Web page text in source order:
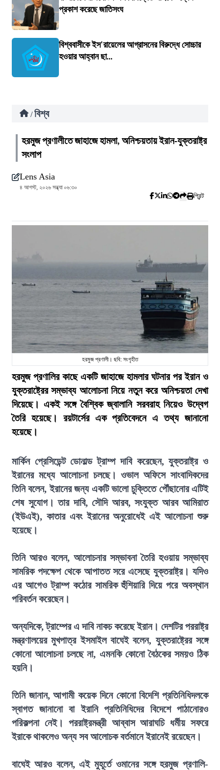
প্রকাশ করেছে জাতিসংঘ
বিশ্ববাসীকে ইস'রায়েলের আগ্রাসনের বিরুদ্ধে সোচ্চার
হওয়ার আহ্বান ছা...
/ বিশ্ব
হরমুজ প্রণালীতে জাহাজে হামলা, অনিশ্চয়তায় ইরান-যুক্তরাষ্ট্র
সংলাপ
Lens Asia
৪ আগস্ট, ২০২৬ সন্ধ্যা ০৬:৩০
প্রিন্ট
হরমুজ প্রণালী। ছবি: সংগৃহীত
হরমুজ প্রণালির কাছে একটি জাহাজে হামলার ঘটনার পর ইরান ও
যুক্তরাষ্ট্রের সম্ভাব্য আলোচনা নিয়ে নতুন করে অনিশ্চয়তা দেখা
দিয়েছে। একই সঙ্গে বৈশ্বিক জ্বালানি সরবরাহ নিয়েও উদ্বেগ
তৈরি হয়েছে। রয়টার্সের এক প্রতিবেদনে এ তথ্য জানানো
হয়েছে।
মার্কিন প্রেসিডেন্ট ডোনাল্ড ট্রাম্প দাবি করেছেন, যুক্তরাষ্ট্র ও
ইরানের মধ্যে আলোচনা চলছে। ওভাল অফিসে সাংবাদিকদের
তিনি বলেন, ইরানের জন্য একটি ভালো চুক্তিতে পৌঁছানোর এটিই
শেষ সুযোগ। তার দাবি, সৌদি আরব, সংযুক্ত আরব আমিরাত
(ইউএই), কাতার এবং ইরানের অনুরোধেই এই আলোচনা শুরু
হয়েছে।
তিনি আরও বলেন, আলোচনার সম্ভাবনা তৈরি হওয়ায় সম্ভাব্য
সামরিক পদক্ষেপ থেকে আপাতত সরে এসেছে যুক্তরাষ্ট্র। যদিও
এর আগেও ট্রাম্প কঠোর সামরিক হুঁশিয়ারি দিয়ে পরে অবস্থান
পরিবর্তন করেছেন।
অন্যদিকে, ট্রাম্পের এ দাবি নাকচ করেছে ইরান। দেশটির পররাষ্ট্র
মন্ত্রণালয়ের মুখপাত্র ইসমাইল বাঘেই বলেন, যুক্তরাষ্ট্রের সঙ্গে
কোনো আলোচনা চলছে না, এমনকি কোনো বৈঠকের সময়ও ঠিক
হয়নি।
তিনি জানান, আগামী কয়েক দিনে কোনো বিদেশি প্রতিনিধিদলকে
স্বাগত জানানো বা ইরানি প্রতিনিধিদের বিদেশে পাঠানোরও
পরিকল্পনা নেই। পররাষ্ট্রমন্ত্রী আব্বাস আরাঘচি ধর্মীয় সফরে
ইরাকে থাকলেও অন্য সব আলোচক বর্তমানে ইরানেই রয়েছেন।
বাঘেই আরও বলেন, এই মুহূর্তে ওমানের সঙ্গে হরমুজ প্রণালি-